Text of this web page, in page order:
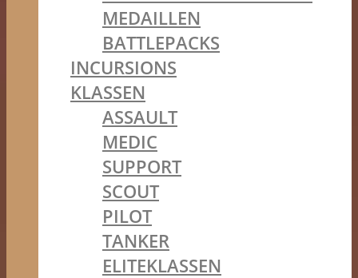
MEDAILLEN
BATTLEPACKS
INCURSIONS
KLASSEN
ASSAULT
MEDIC
SUPPORT
SCOUT
PILOT
TANKER
ELITEKLASSEN